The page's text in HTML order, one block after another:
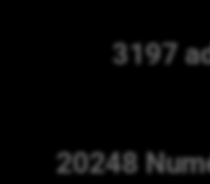
3197
20248